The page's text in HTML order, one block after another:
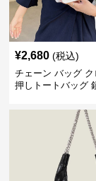
¥2,680 (税込)
チェーン バッグ
押しトートバッグ